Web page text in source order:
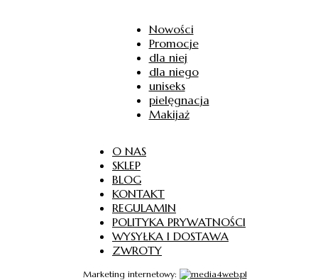
Nowości
Promocje
dla niej
dla niego
uniseks
pielęgnacja
Makijaż
O NAS
SKLEP
BLOG
KONTAKT
REGULAMIN
POLITYKA PRYWATNOŚCI
WYSYŁKA I DOSTAWA
ZWROTY
Marketing internetowy: